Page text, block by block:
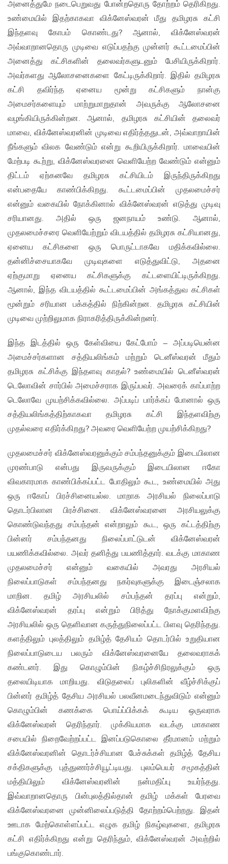
அனைத்துமே நடைபெறுவது போன்றதொரு தோற்றம் தெரிகிறது.
உண்மையில் இதற்காகவா விக்னேஸ்வரன் மீது தமிழரசு கட்சி
இந்தளவு கோபம் கொண்டது? ஆனால், விக்னேஸ்வரன்
அவ்வாறானதொரு முடிவை எடுப்பதற்கு முன்னர் கூட்டமைப்பின்
அனைத்து கட்சிகளின் தலைவர்களுடனும் பேசியிருக்கிறார்.
அவர்களது ஆலோசனைகளை கேட்டிருக்கிறார். இதில் தமிழரசு
கட்சி தவிர்ந்த ஏனைய மூன்று கட்சிகளும் நான்கு
அமைசர்களையும் மாற்றுமாறுதான் அவருக்கு ஆலோசனை
வழங்கியிருக்கின்றன. ஆனால், தமிழரசு கட்சியின் தலைவர்
மாவை, விக்னேஸ்வரனின் முடிவை எதிர்த்ததுடன், அவ்வாறாயின்
நீங்களும் விலக வேண்டும் என்று கூறியிருக்கிறார். மாவையின்
மேற்படி கூற்று, விக்னேஸ்வரனை வெளியேற்ற வேண்டும் என்னும்
திட்டம் ஏற்கனவே தமிழரசு கட்சியிடம் இருந்திருக்கிறது
என்பதையே காண்பிக்கிறது. கூட்டமைப்பின் முதலமைச்சர்
என்னும் வகையில் நோக்கினால் விக்னேஸ்வரன் எடுத்து முடிவு
சரியானது. அதில் ஒரு ஜனநாயம் உண்டு. ஆனால்,
முதலமைச்சரை வெளியேற்றும் விடயத்தில் தமிழரசு கட்சியானது,
ஏனைய கட்சிகளை ஒரு பொருட்டாகவே மதிக்கவில்லை.
தன்னிச்சையாகவே முடிவுகளை எடுத்துவிட்டு, அதனை
ஏற்குமாறு ஏனைய கட்சிகளுக்கு கட்டளையிட்டிருக்கிறது.
ஆனால், இந்த விடயத்தில் கூட்டமைப்பின் அங்கத்துவ கட்சிகள்
மூன்றும் சரியான பக்கத்தில் நிற்கின்றன. தமிழரசு கட்சியின்
முடிவை முற்றிலுமாக நிராகரித்திருக்கின்றனர்.
இந்த இடத்தில் ஒரு கேள்வியை கேட்போம் – அப்படியென்ன
அமைச்சர்களான சத்தியலிங்கம் மற்றும் டெனீஸ்வரன் மீதும்
தமிழரசு கட்சிக்கு இந்தளவு காதல்? உண்மையில் டெனீஸ்வரன்
டெலோவின் சார்பில் அமைச்சராக இருப்பவர். அவரைக் காப்பாற்ற
டெலோவே முயற்சிக்கவில்லை. அப்படிப் பார்க்கப் போனால் ஒரு
சத்தியலிங்கத்திற்காகவா தமிழரசு கட்சி இந்தளவிற்கு
முதல்வரை எதிர்க்கிறது? அவரை வெளியேற்ற முயற்சிக்கிறது?
முதலமைச்சர் விக்னேஸ்வரனுக்கும் சம்பந்தனுக்கும் இடையிலான
முரண்பாடு என்பது இருவருக்கும் இடையிலான ஈகோ
விவகாரமாக காண்பிக்கப்பட்ட போதிலும் கூட, உண்மையில் அது
ஒரு ஈகோப் பிரச்சினையல்ல. மாறாக அரசியல் நிலைப்பாடு
தொடர்பிலான பிரச்சினை. விக்னேஸ்வரனை அரசியலுக்கு
கொண்டுவந்தது சம்பந்தன் என்றாலும் கூட, ஒரு கட்டத்திற்கு
பின்னர் சம்பந்தனது நிலைப்பாட்டுடன் விக்னேஸ்வரன்
பயணிக்கவில்லை. அவர் தனித்து பயணித்தார். வடக்கு மாகாண
முதலமைச்சர் என்னும் வகையில் அவரது அரசியல்
நிலைப்பாடுகள் சம்பந்தனது நகர்வுகளுக்கு இடைஞ்சலாக
மாறின. தமிழ் அரசியலில் சம்பந்தன் தரப்பு என்றும்,
விக்னேஸ்வரன் தரப்பு என்றும் பிரித்து நோக்குமளவிற்கு
அரசியலில் ஒரு தெளிவான கருத்துநிலைப்பட்ட பிளவு தெரிந்தது.
களத்திலும் புலத்திலும் தமிழ்த் தேசியம் தொடர்பில் உறுதியான
நிலைப்பாடுடைய பலரும் விக்னேஸ்வரனையே தலைவராகக்
கண்டனர். இது கொழும்பின் நிகழ்ச்சிநிரலுக்கும் ஒரு
தலையிடியாக மாறியது. விடுதலைப் புலிகளின் வீழ்ச்சிக்குப்
பின்னர் தமிழ்த் தேசிய அரசியல் பலவீனமடைந்துவிடும் என்னும்
கொழும்பின் கணக்கை பொய்ப்பிக்கக் கூடிய ஒருவராக
விக்னேஸ்வரன் தெரிந்தார். முக்கியமாக வடக்கு மாகாண
சபையில் நிறைவேற்றப்பட்ட இனப்படுகொலை தீர்மானம் மற்றும்
விக்னேஸ்வரனின் தொடர்ச்சியான பேச்சுக்கள் தமிழ்த் தேசிய
சக்திகளுக்கு புத்துணர்ச்சியூட்டியது. புலம்பெயர் சமூகத்தின்
மத்தியிலும் விக்னேஸ்வரனின் நன்மதிப்பு உயர்ந்தது.
இவ்வாறானதொரு பின்புலத்தில்தான் தமிழ் மக்கள் பேரவை
விக்னேஸ்வரனை முன்னிலைப்படுத்தி தோற்றம்பெற்றது. இதன்
ஊடாக மேற்கொள்ளப்பட்ட எழுக தமிழ் நிகழ்வுகளை, தமிழரசு
கட்சி எதிர்க்கிறது என்று தெரிந்தும், விக்னேஸ்வரன் அவற்றில்
பங்குகொண்டார்.